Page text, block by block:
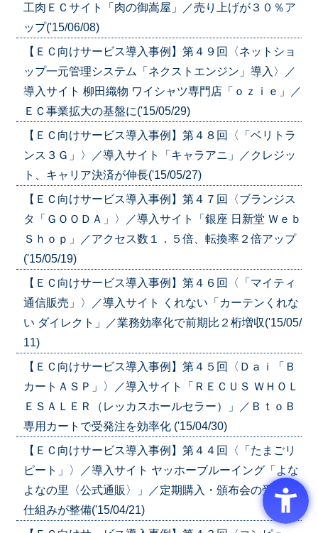
工肉ＥＣサイト「肉の御嵩屋」／売り上げが３０％ア
ップ('15/06/08)
【ＥＣ向けサービス導入事例】第４９回〈ネットショ
ップ一元管理システム「ネクストエンジン」導入〉／
導入サイト 柳田織物 ワイシャツ専門店「ｏｚｉｅ」／
ＥＣ事業拡大の基盤に('15/05/29)
【ＥＣ向けサービス導入事例】第４８回〈「ベリトラ
ンス３Ｇ」〉／導入サイト「キャラアニ」／クレジッ
ト、キャリア決済が伸長('15/05/27)
【ＥＣ向けサービス導入事例】第４７回〈ブランジス
タ「ＧＯＯＤＡ」〉／導入サイト「銀座 日新堂 Ｗｅｂ
Ｓｈｏｐ」／アクセス数１．５倍、転換率２倍アップ
('15/05/19)
【ＥＣ向けサービス導入事例】第４６回〈「マイティ
通信販売」〉／導入サイト くれない「カーテンくれな
い ダイレクト」／業務効率化で前期比２桁増収('15/05/
11)
【ＥＣ向けサービス導入事例】第４５回〈Ｄａｉ「Ｂ
カートＡＳＰ」〉／導入サイト「ＲＥＣＵＳ ＷＨＯＬ
ＥＳＡＬＥＲ（レッカスホールセラー）」／ＢｔｏＢ
専用カートで受発注を効率化 ('15/04/30)
【ＥＣ向けサービス導入事例】第４４回〈「たまごリ
ピート」〉／導入サイト ヤッホーブルーイング「よな
よなの里〈公式通販〉」／定期購入・頒布会の受注の
仕組みが整備('15/04/21)